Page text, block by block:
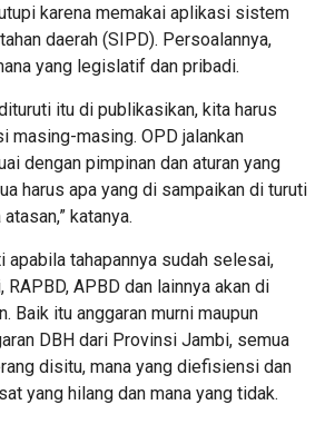
karena memakai aplikasi sistem
daerah (SIPD). Persoalannya,
yang legislatif dan pribadi.
itu di publikasikan, kita harus
masing-masing. OPD jalankan
dengan pimpinan dan aturan yang
harus apa yang di sampaikan di turuti
katanya.
apabila tahapannya sudah selesai,
APBD dan lainnya akan di
Baik itu anggaran murni maupun
DBH dari Provinsi Jambi, semua
disitu, mana yang diefisiensi dan
yang hilang dan mana yang tidak.